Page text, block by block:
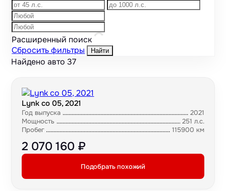
Расширенный поиск
Сбросить фильтры
Найти
Найдено авто37
Lynk co 05, 2021
Год выпуска
2021
Мощность
251 л.с.
Пробег
115900 км
2 070 160 ₽
Подобрать похожий